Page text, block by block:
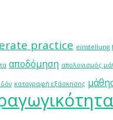
practice einstellung
αποδόμηση απολογισμός
καταγραφή εξάσκησης